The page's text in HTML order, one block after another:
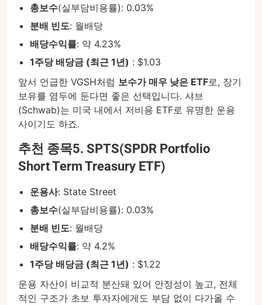
총보수(실부담비용률): 0.03%
분배 빈도: 월배당
배당수익률: 약 4.23%
1주당 배당금 (최근 1년) : $1.03
앞서 언급한 VGSH처럼 보수가 매우 낮은 ETF로, 장기
보유를 염두에 둔다면 좋은 선택입니다. 샤브
(Schwab)는 미국 내에서 저비용 ETF로 유명한 운용
사이기도 하죠.
추천 종목5. SPTS(SPDR Portfolio
Short Term Treasury ETF)
운용사: State Street
총보수(실부담비용률): 0.03%
분배 빈도: 월배당
배당수익률: 약 4.2%
1주당 배당금 (최근 1년) : $1.22
운용 자산이 비교적 분산돼 있어 안정성이 높고, 전체
적인 구조가 초보 투자자에게도 부담 없이 다가올 수